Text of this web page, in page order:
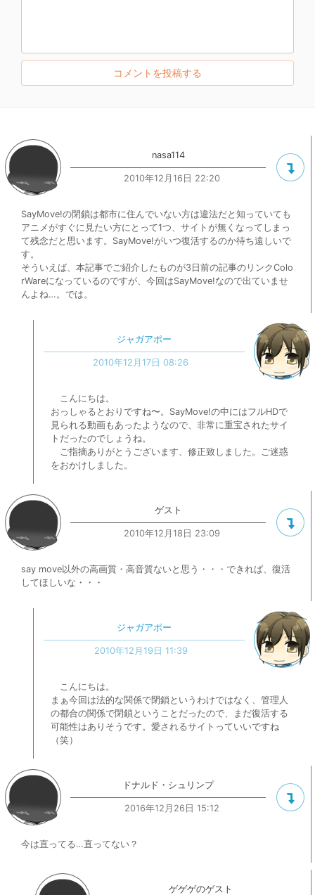
nasa114
2010年12月16日 22:20
SayMove!の閉鎖は都市に住んでいない方は違法だと知っていても
アニメがすぐに見たい方にとって1つ、サイトが無くなってしまっ
て残念だと思います。SayMove!がいつ復活するのか待ち遠しいで
す。
そういえば、本記事でご紹介したものが3日前の記事のリンクColo
rWareになっているのですが、今回はSayMove!なので出ていませ
んよね…。では。
ジャガアポー
2010年12月17日 08:26
こんにちは。
おっしゃるとおりですね〜。SayMove!の中にはフルHDで
見られる動画もあったようなので、非常に重宝されたサイ
トだったのでしょうね。
ご指摘ありがとうございます、修正致しました。ご迷惑
をおかけしました。
ゲスト
2010年12月18日 23:09
say move以外の高画質・高音質ないと思う・・・できれば、復活
してほしいな・・・
ジャガアポー
2010年12月19日 11:39
こんにちは。
まぁ今回は法的な関係で閉鎖というわけではなく、管理人
の都合の関係で閉鎖ということだったので、まだ復活する
可能性はありそうです。愛されるサイトっていいですね
（笑）
ドナルド・シュリンプ
2016年12月26日 15:12
今は直ってる…直ってない？
ゲゲゲのゲスト